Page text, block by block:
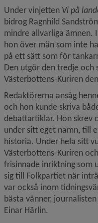
Under vinjetten Vi på
bidrog Ragnhild
mindre allvarliga ämnen.
hon över män som inte
på ett sätt som för
Den utgör den tredje och
Västerbottens-Kuriren
Redaktörerna ansåg
och hon kunde skriva
debattartiklar. Hon skrev
under sitt eget namn, till
historia. Under hela sitt
Västerbottens-Kuriren
frisinnade inriktning som
sig till Folkpartiet när
var också inom
bästa vänner,
Einar Härlin.